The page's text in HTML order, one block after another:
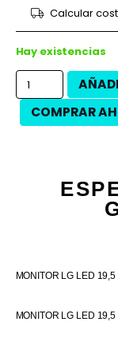
12 cuotas
9 cuotasCalcular
Hay existencias
COMPRAR
MONITOR LG LED
MONITOR LG LED